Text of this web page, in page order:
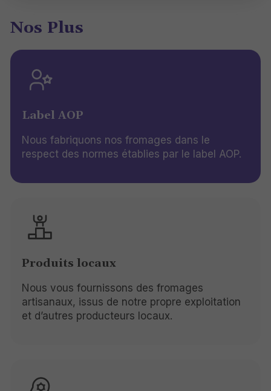
Nos Plus
Label AOP
Nous fabriquons nos fromages dans le
respect des normes établies par le label AOP.
Produits locaux
Nous vous fournissons des fromages
artisanaux, issus de notre propre exploitation
et d’autres producteurs locaux.